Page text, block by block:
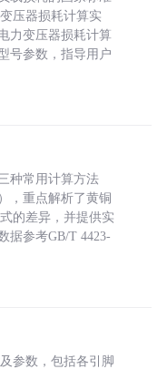
变压器损耗计算实
力变压器损耗计算
号参数，指导用户
种常用计算方法
，重点解析了黄铜
的差异，并提供实
据参考GB/T 4423-
参数，包括各引脚